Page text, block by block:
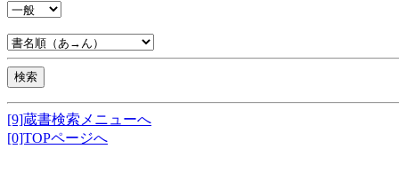
[9]蔵書検索メニューへ
[0]TOPページへ